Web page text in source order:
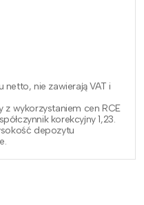
netto, nie zawierają VAT i
wykorzystaniem cen RCE
korekcyjny 1,23.
depozytu